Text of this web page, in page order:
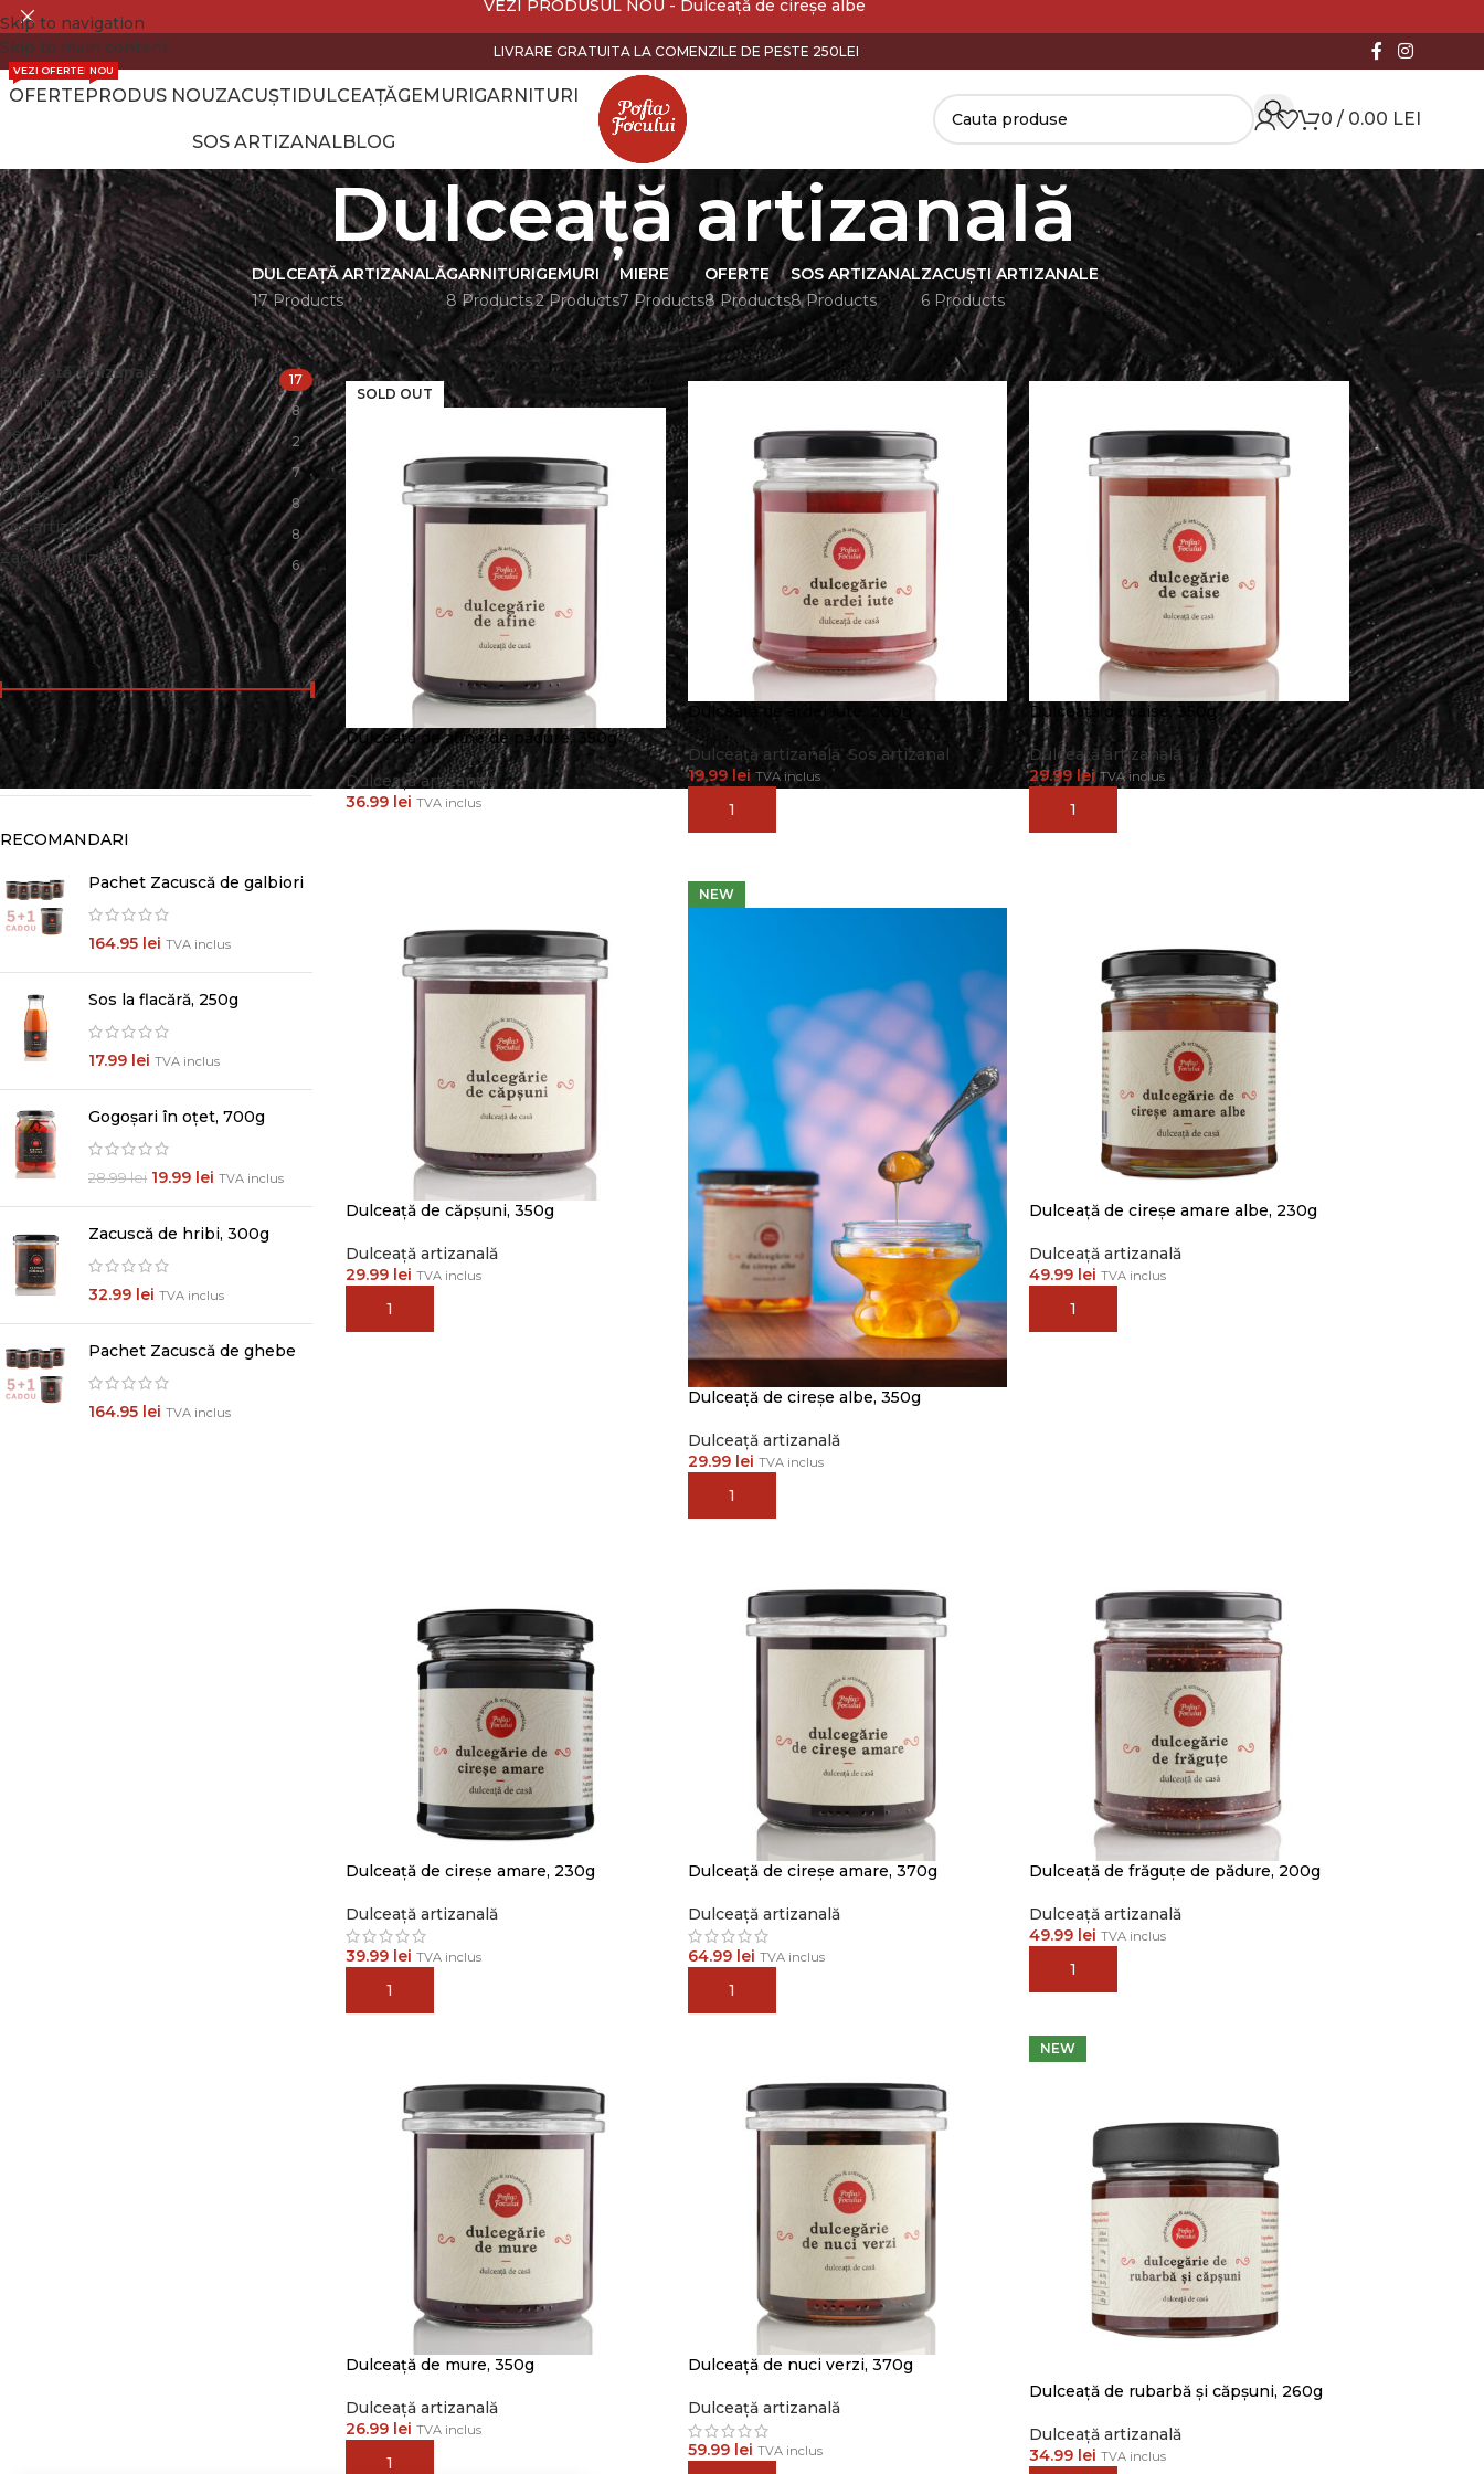
Skip to navigation
Skip to main content
VEZI PRODUSUL NOU - Dulceață de cireșe albe
LIVRARE GRATUITA LA COMENZILE DE PESTE 250LEI
OFERTE
VEZI OFERTELE
PRODUS NOU
NOU
ZACUȘTIDULCEAȚĂGEMURIGARNITURI
SOS ARTIZANALBLOG
0 / 0.00 LEI
Dulceață artizanală
DULCEAȚĂ ARTIZANALĂ
17 Products
GARNITURI
8 Products
GEMURI
2 Products
MIERE
7 Products
OFERTE
8 Products
SOS ARTIZANAL
8 Products
ZACUȘTI ARTIZANALE
6 Products
CATEGORII
Dulceață artizanală 17
Garnituri 8
Gemuri 2
Miere 7
Oferte 8
Sos artizanal 8
Zacuști artizanale 6
PRET
FILTREAZĂ
Preț:10 lei —70 lei
RECOMANDARI
Pachet Zacuscă de galbiori
164.95 lei TVA inclus
Sos la flacără, 250g
17.99 lei TVA inclus
Gogoșari în oțet, 700g
28.99lei 19.99 lei TVA inclus
Zacuscă de hribi, 300g
32.99 lei TVA inclus
Pachet Zacuscă de ghebe
164.95 lei TVA inclus
Prima pagină Dulceață artizanală Show 9 12
SOLD OUT
Dulceață de afine de pădure, 350g
Dulceață artizanală
36.99 lei TVA inclus
Dulceață de ardei iute, 200g
Dulceață artizanală, Sos artizanal
19.99 lei TVA inclus
ADAUGĂ ÎN COȘ
Dulceață de caise, 350g
Dulceață artizanală
29.99 lei TVA inclus
ADAUGĂ ÎN COȘ
Dulceață de căpșuni, 350g
Dulceață artizanală
29.99 lei TVA inclus
ADAUGĂ ÎN COȘ
NEW
Dulceață de cireșe albe, 350g
Dulceață artizanală
29.99 lei TVA inclus
ADAUGĂ ÎN COȘ
Dulceață de cireșe amare albe, 230g
Dulceață artizanală
49.99 lei TVA inclus
ADAUGĂ ÎN COȘ
Dulceață de cireșe amare, 230g
Dulceață artizanală
39.99 lei TVA inclus
ADAUGĂ ÎN COȘ
Dulceață de cireșe amare, 370g
Dulceață artizanală
64.99 lei TVA inclus
ADAUGĂ ÎN COȘ
Dulceață de frăguțe de pădure, 200g
Dulceață artizanală
49.99 lei TVA inclus
ADAUGĂ ÎN COȘ
Dulceață de mure, 350g
Dulceață artizanală
26.99 lei TVA inclus
ADAUGĂ ÎN COȘ
Dulceață de nuci verzi, 370g
Dulceață artizanală
59.99 lei TVA inclus
NEW
Dulceață de rubarbă și căpșuni, 260g
Dulceață artizanală
34.99 lei TVA inclus